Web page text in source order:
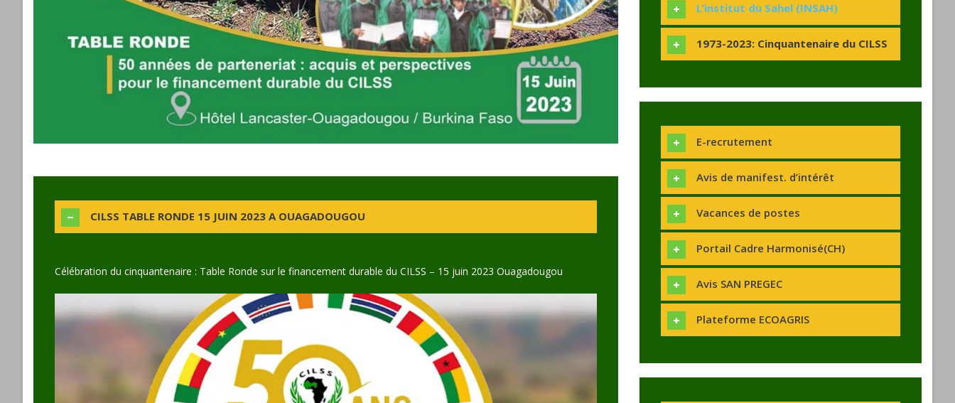
CILSS TABLE RONDE 15 JUIN 2023 A OUAGADOUGOU
Célébration du cinquantenaire : Table Ronde sur le financement durable du CILSS – 15 juin 2023 Ouagadougou
Player
L’institut du Sahel (INSAH)
1973-2023: Cinquantenaire du CILSS
E-recrutement
Avis de manifest. d’intérêt
Vacances de postes
Portail Cadre Harmonisé(CH)
Avis SAN PREGEC
Plateforme ECOAGRIS